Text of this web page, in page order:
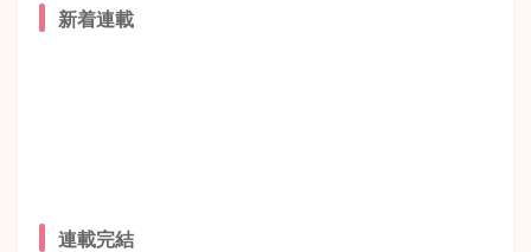
新着連載
連載完結